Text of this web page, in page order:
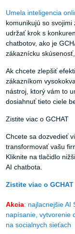
Umela inteligencia
komunikujú so
udržať krok s
chatbotov, ako je
zákaznícku
Ak chcete zlepšiť
zákazníkom
nástroj, ktorý vám to
dosiahnuť tieto ciele
Zistite viac o GCHAT
Chcete sa dozvedieť
transformovať vašu
Kliknite na tlačidlo
AI chatbota.
Zistite viac o GCHAT
Akcia: najlacnejšie AI
napísanie, vytvorenie
na socialnych sieťach